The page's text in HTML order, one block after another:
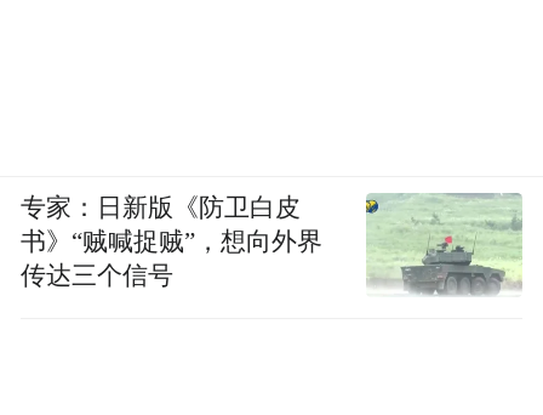
专家：日新版《防卫白皮
书》“贼喊捉贼”，想向外界
传达三个信号